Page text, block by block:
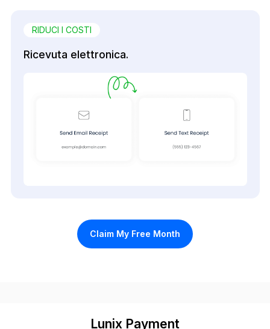
RIDUCI I COSTI
Ricevuta elettronica.
Claim My Free Month
Lunix Payment